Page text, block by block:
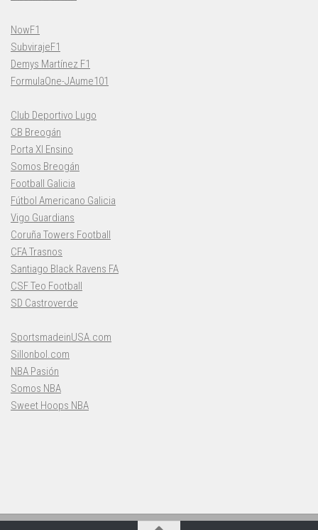
NowF1
SubvirajeF1
Demys Martínez F1
FormulaOne-JAume101
Club Deportivo Lugo
CB Breogán
Porta XI Ensino
Somos Breogán
Football Galicia
Fútbol Americano Galicia
Vigo Guardians
Coruña Towers Football
CFA Trasnos
Santiago Black Ravens FA
CSF Teo Football
SD Castroverde
SportsmadeinUSA.com
Sillonbol.com
NBA Pasión
Somos NBA
Sweet Hoops NBA